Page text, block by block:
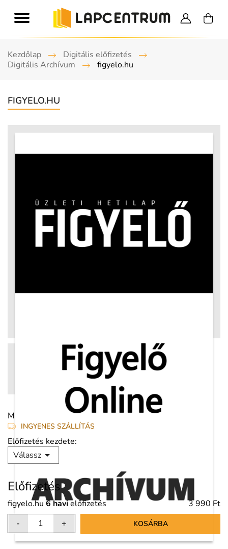
Kezdőlap
Digitális előfizetés
Digitális Archívum
figyelo.hu
FIGYELO.HU
Megosztás:
INGYENES SZÁLLÍTÁS
Előfizetés kezdete:
Válassz 
Előfizetés
figyelo.hu 6 havielőfizetés
3 990 Ft
-
+ KOSÁRBA